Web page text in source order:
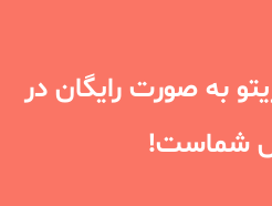
به صورت رایگان در
شماست!